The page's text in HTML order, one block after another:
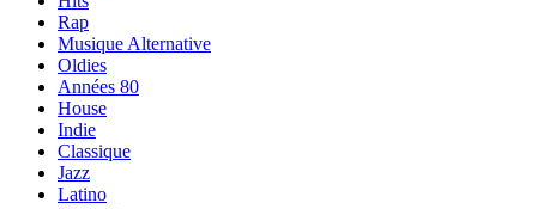
Rap
Musique Alternative
Oldies
Années 80
House
Indie
Classique
Jazz
Latino